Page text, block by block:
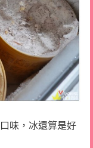
味，冰還算是好